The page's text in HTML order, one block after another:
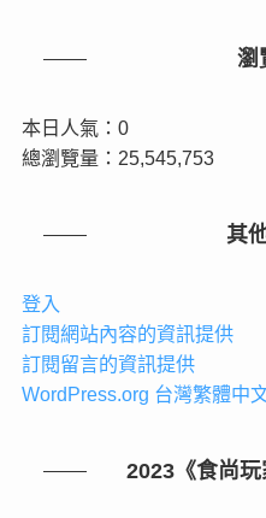
瀏
本日人氣：0
總瀏覽量：25,545,753
其
登入
訂閱網站內容的資訊提供
訂閱留言的資訊提供
WordPress.org 台灣繁體中
2023《食尚